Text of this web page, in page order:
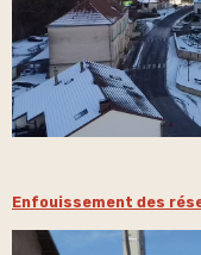
Enfouissement des